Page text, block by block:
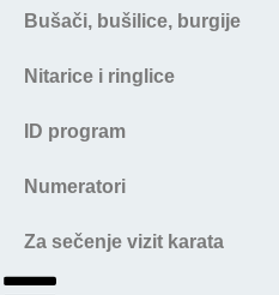
Bušači, bušilice, burgije
Nitarice i ringlice
ID program
Numeratori
Za sečenje vizit karata